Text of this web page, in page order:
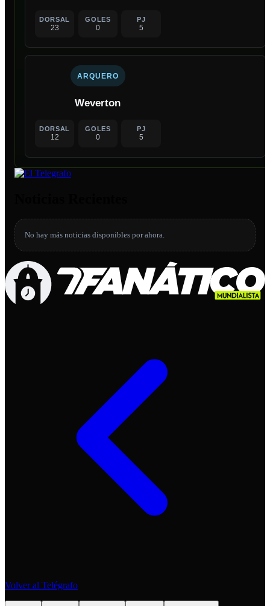
DORSAL
23
GOLES
0
PJ
5
ARQUERO
Weverton
DORSAL
12
GOLES
0
PJ
5
No hay más noticias disponibles por ahora.
Volver al Telégrafo